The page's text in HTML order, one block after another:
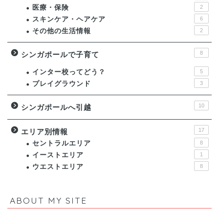
医療・保険 2
スキンケア・ヘアケア 6
その他の生活情報 2
シンガポールで子育て 8
インター校ってどう？ 5
プレイグラウンド 3
シンガポールへ引越 10
エリア別情報 17
セントラルエリア 8
イーストエリア 1
ウエストエリア 8
ABOUT MY SITE